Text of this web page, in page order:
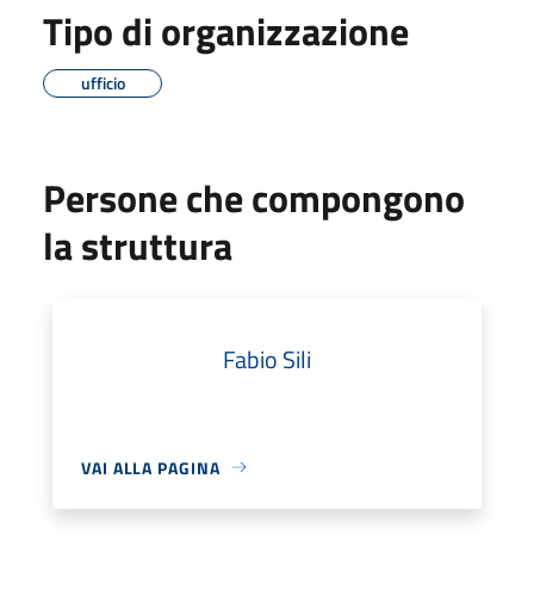
Tipo di organizzazione
ufficio
Persone che compongono
la struttura
Fabio Sili
VAI ALLA PAGINA